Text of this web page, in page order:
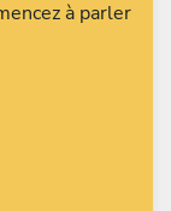
à parler